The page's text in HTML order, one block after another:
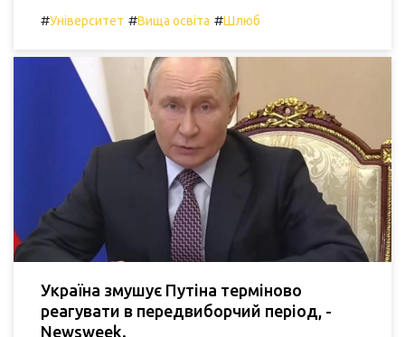
#Університет #Вища освіта #Шлюб
Україна змушує Путіна терміново
реагувати в передвиборчий період, -
Newsweek.